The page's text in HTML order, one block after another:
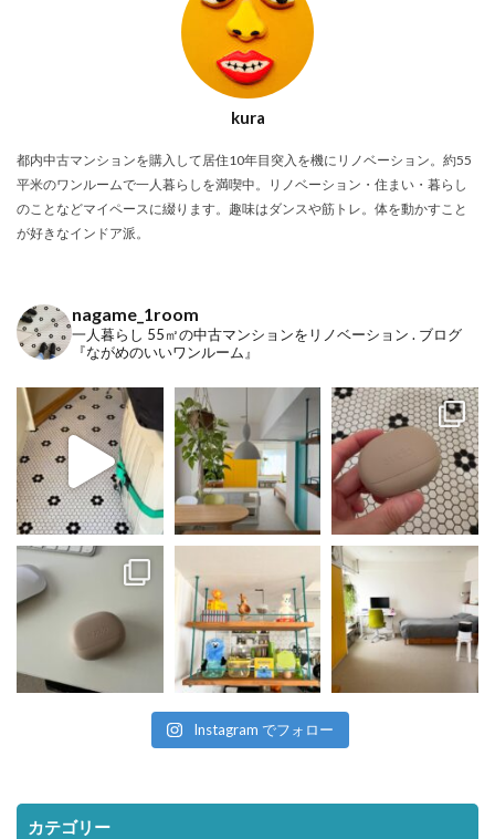
kura
都内中古マンションを購入して居住10年目突入を機にリノベーション。約55
平米のワンルームで一人暮らしを満喫中。リノベーション・住まい・暮らし
のことなどマイペースに綴ります。趣味はダンスや筋トレ。体を動かすこと
が好きなインドア派。
nagame_1room
一人暮らし 55㎡の中古マンションをリノベーション . ブログ
『ながめのいいワンルーム』
Instagram でフォロー
カテゴリー